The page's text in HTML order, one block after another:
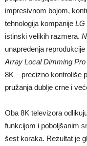
impresivnom bojom,
tehnologija kompanije LG
istinski velikih razmera.
unapređenja reprodukcije
Array Local Dimming Pro
8K – precizno kontroliše
pružanja dublje crne i
Oba 8K televizora
funkcijom i poboljšanim
šest koraka. Rezultat je